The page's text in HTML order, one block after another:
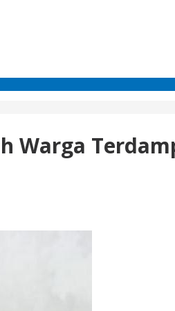
Warga